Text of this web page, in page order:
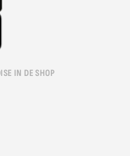
IN DE SHOP